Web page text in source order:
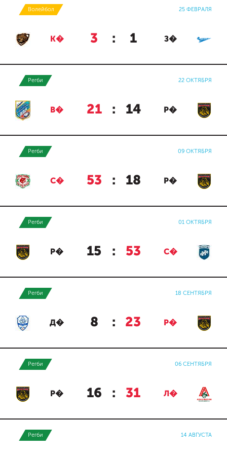
Волейбол 25 ФЕВРАЛЯ
К� 3 : 1 З�
Регби 22 ОКТЯБРЯ
В� 21 : 14 Р�
Регби 09 ОКТЯБРЯ
С� 53 : 18 Р�
Регби 01 ОКТЯБРЯ
Р� 15 : 53 С�
Регби 18 СЕНТЯБРЯ
Д� 8 : 23 Р�
Регби 06 СЕНТЯБРЯ
Р� 16 : 31 Л�
Регби 14 АВГУСТА